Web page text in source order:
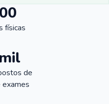
físicas
de